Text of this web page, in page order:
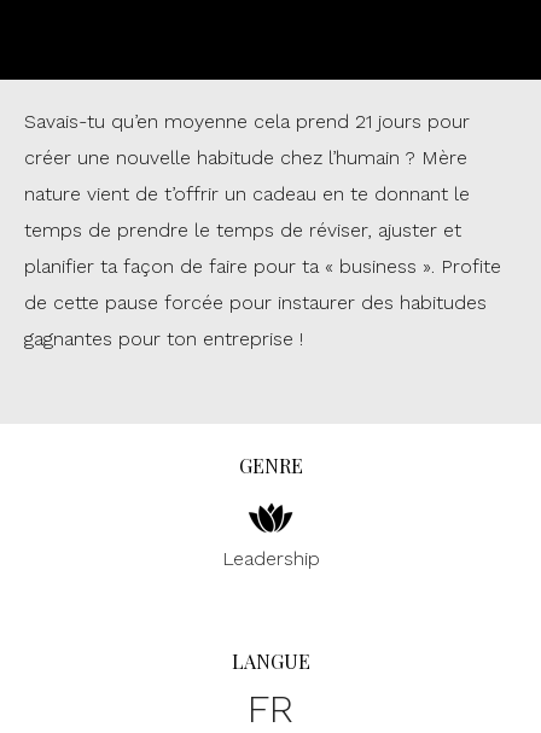
Savais-tu qu’en moyenne cela prend 21 jours pour
créer une nouvelle habitude chez l’humain ? Mère
nature vient de t’offrir un cadeau en te donnant le
temps de prendre le temps de réviser, ajuster et
planifier ta façon de faire pour ta « business ». Profite
de cette pause forcée pour instaurer des habitudes
gagnantes pour ton entreprise !
GENRE
Leadership
LANGUE
FR